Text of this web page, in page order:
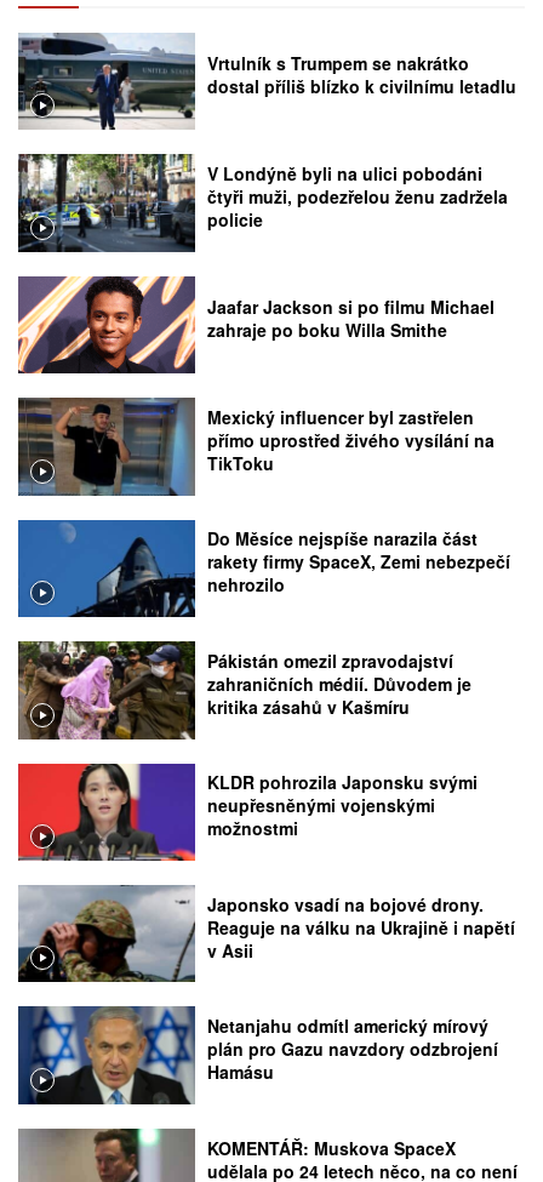
Vrtulník s Trumpem se nakrátko
dostal příliš blízko k civilnímu letadlu
V Londýně byli na ulici pobodáni
čtyři muži, podezřelou ženu zadržela
policie
Jaafar Jackson si po filmu Michael
zahraje po boku Willa Smithe
Mexický influencer byl zastřelen
přímo uprostřed živého vysílání na
TikToku
Do Měsíce nejspíše narazila část
rakety firmy SpaceX, Zemi nebezpečí
nehrozilo
Pákistán omezil zpravodajství
zahraničních médií. Důvodem je
kritika zásahů v Kašmíru
KLDR pohrozila Japonsku svými
neupřesněnými vojenskými
možnostmi
Japonsko vsadí na bojové drony.
Reaguje na válku na Ukrajině i napětí
v Asii
Netanjahu odmítl americký mírový
plán pro Gazu navzdory odzbrojení
Hamásu
KOMENTÁŘ: Muskova SpaceX
udělala po 24 letech něco, na co není